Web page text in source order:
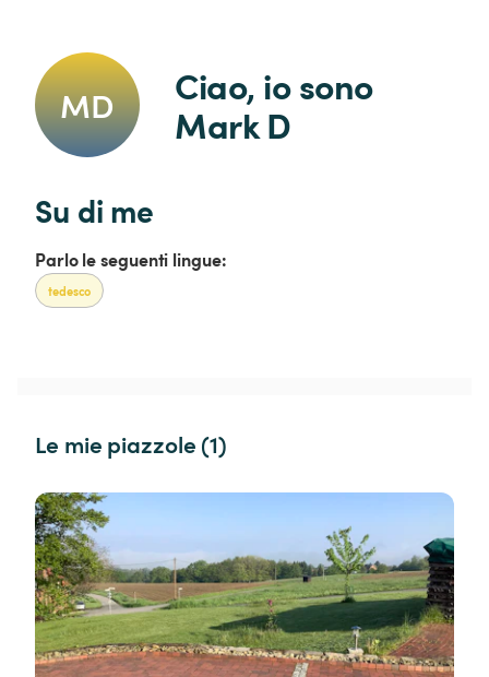
MD
Ciao, io sono
Mark D
Su di me
Parlo le seguenti lingue:
tedesco
Le mie piazzole (1)